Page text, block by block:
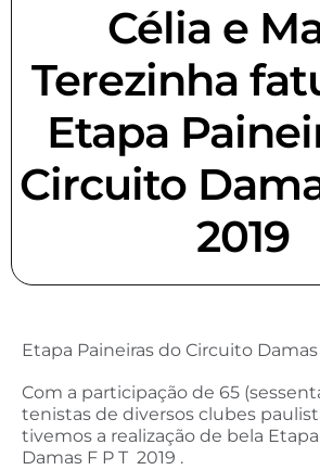
Célia e
Terezinha
Etapa
Circuito
2019
Etapa Paineiras do Circuito Damas
Com a participação de 65
tenistas de diversos clubes
tivemos a realização de bela
Damas F P T 2019 .